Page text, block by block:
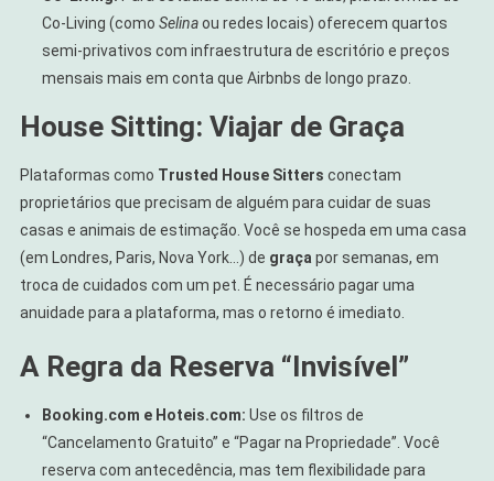
Co-Living (como Selinaou redes locais) oferecem quartos
semi-privativos com infraestrutura de escritório e preços
mensais mais em conta que Airbnbs de longo prazo.
House Sitting: Viajar de Graça
Plataformas como Trusted House Sitters conectam
proprietários que precisam de alguém para cuidar de suas
casas e animais de estimação. Você se hospeda em uma casa
(em Londres, Paris, Nova York…) de graçapor semanas, em
troca de cuidados com um pet. É necessário pagar uma
anuidade para a plataforma, mas o retorno é imediato.
A Regra da Reserva “Invisível”
Booking.com e Hoteis.com: Use os filtros de
“Cancelamento Gratuito” e “Pagar na Propriedade”. Você
reserva com antecedência, mas tem flexibilidade para